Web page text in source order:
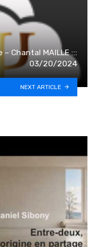
Chantal MAILLE :::
03/20/2024
NEXT ARTICLE